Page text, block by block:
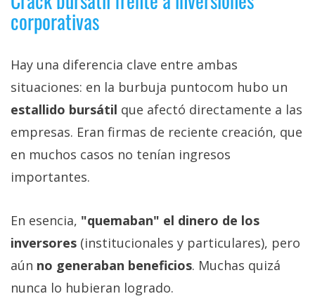
corporativas
Hay una diferencia clave entre ambas
situaciones: en la burbuja puntocom hubo un
estallido bursátil que afectó directamente a las
empresas. Eran firmas de reciente creación, que
en muchos casos no tenían ingresos
importantes.
En esencia, "quemaban" el dinero de los
inversores (institucionales y particulares), pero
aún no generaban beneficios. Muchas quizá
nunca lo hubieran logrado.